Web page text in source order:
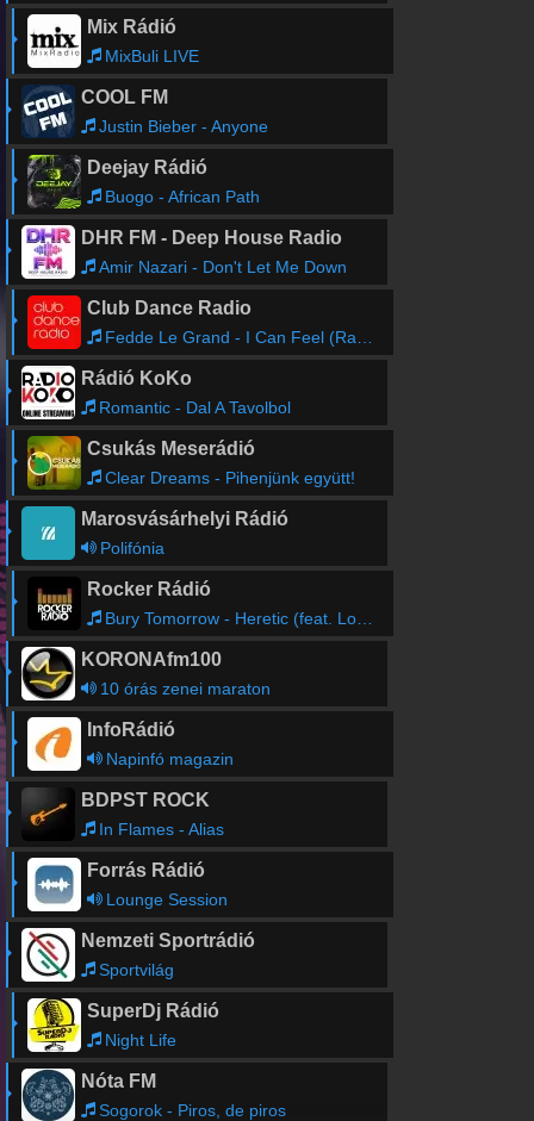
Mix Rádió
MixBuli LIVE
COOL FM
Justin Bieber - Anyone
Deejay Rádió
Buogo - African Path
DHR FM - Deep House Radio
Amir Nazari - Don't Let Me Down
Club Dance Radio
Fedde Le Grand - I Can Feel (Radio Edit)
Rádió KoKo
Romantic - Dal A Tavolbol
Csukás Meserádió
Clear Dreams - Pihenjünk együtt!
Marosvásárhelyi Rádió
Polifónia
Rocker Rádió
Bury Tomorrow - Heretic (feat. Loz Taylor)
KORONAfm100
10 órás zenei maraton
InfoRádió
Napinfó magazin
BDPST ROCK
In Flames - Alias
Forrás Rádió
Lounge Session
Nemzeti Sportrádió
Sportvilág
SuperDj Rádió
Night Life
Nóta FM
Sogorok - Piros, de piros